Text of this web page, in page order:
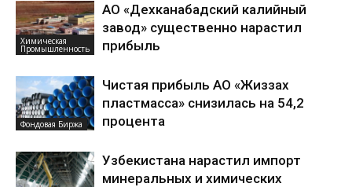
Химическая
Промышленность
АО «Дехканабадский калийный
завод» существенно нарастил
прибыль
Фондовая Биржа
Чистая прибыль АО «Жиззах
пластмасса» снизилась на 54,2
процента
Узбекистана нарастил импорт
минеральных и химических